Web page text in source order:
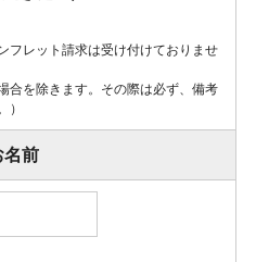
フレット請求は受け付けておりませ
合を除きます。その際は必ず、備考
）
名前